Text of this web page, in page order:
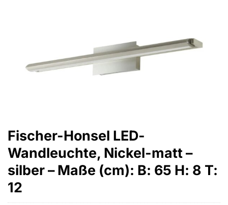
Fischer-Honsel LED-
Wandleuchte, Nickel-matt –
silber – Maße (cm): B: 65 H: 8 T:
12